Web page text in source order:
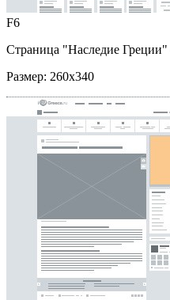
F6
Страница "Наследие Греции"
Размер: 260x340